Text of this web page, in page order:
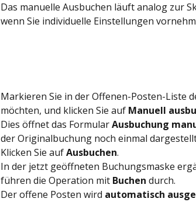
Das manuelle Ausbuchen läuft analog zur
wenn Sie individuelle Einstellungen
Markieren Sie in der Offenen-Posten-Liste
möchten, und klicken Sie auf Manuell
Dies öffnet das Formular Ausbuchung
der Originalbuchung noch einmal
Klicken Sie auf Ausbuchen.
In der jetzt geöffneten Buchungsmaske
führen die Operation mit Buchen durch.
Der offene Posten wird automatisch